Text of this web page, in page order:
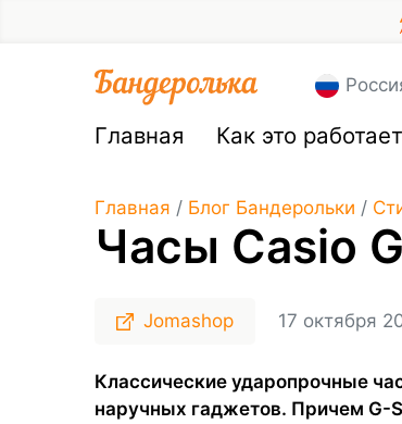
Главная Как это работает
Главная / Блог Бандерольки /
Часы Casio
Jomashop 17 октября
Классические ударопрочные
наручных гаджетов. Причем G-